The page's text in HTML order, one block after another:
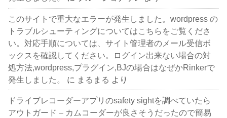
このサイトで重大なエラーが発生しました。wordpress の
トラブルシューティングについてはこちらをご覧くださ
い。対応手順については、サイト管理者のメール受信ボ
ックスを確認してください。ログイン出来ない場合の対
処方法,wordpress,プラグイン,BJの場合はなぜかRinkerで
発生しました。
に まるまる より
ドライブレコーダーアプリのsafety sightを調べていたら
アウトガード – カムコーダーが良さそうだったので簡易